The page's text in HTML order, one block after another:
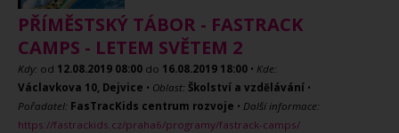
PŘÍMĚSTSKÝ TÁBOR - FASTRACK
CAMPS - LETEM SVĚTEM 2
Kdy: od 12.08.2019 08:00 do 16.08.2019 18:00 • Kde:
Václavkova 10, Dejvice • Oblast: Školství a vzdělávání •
Pořadatel: FasTracKids centrum rozvoje • Další informace:
https://fastrackids.cz/praha6/programy/fastrack-camps/